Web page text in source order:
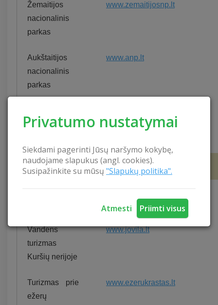
Privatumo nustatymai
Siekdami pagerinti Jūsų naršymo kokybę,
naudojame slapukus (angl. cookies).
Susipažinkite su mūsų "Slapukų politika".
Atmesti Priimti visus
Žemaitijos
nacionalinis
parkas
www.zemaitijosnp.lt
Aukštaitijos
nacionalinis
parkas
www.anp.lt
nacionalinis
Turizmas gamtoje
Žvejyba
www.žūklė.lt/lietuvos-zuvys
Vandens
turizmas
Kuršių nerijoje
www.jovila.lt
Turizmas prie
ežerų
www.ezerukrastas.lt